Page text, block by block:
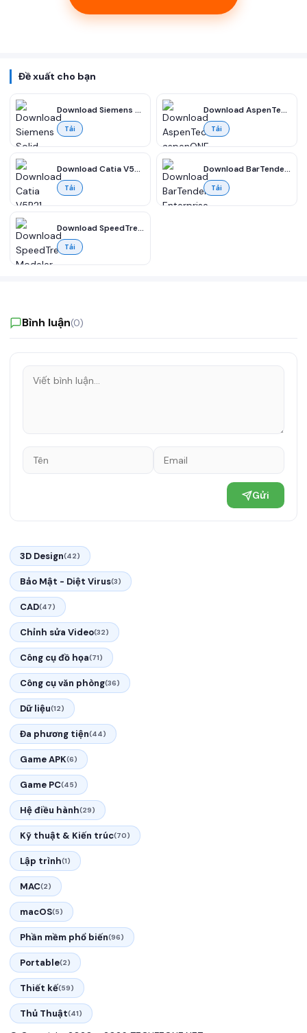
Đề xuất cho bạn
Download Siemens Solid Edge 2023 Premium Full miễn phí
Tải
Download AspenTech aspenONE 14 Suite 2023 v14.01 full miễn phí
Tải
Download Catia V5R21 CAD/CAM/CAE Full Vesion (32&64-bit) Miễn phí
Tải
Download BarTender Enterprise 2022 R8 11 – Mã vạch, Thiết kế nhãn & In ấn Miễn phí
Tải
Download SpeedTree Modeler Cinema Edition 9 Full miễn phí
Tải
Bình luận(0)
Gửi
3D Design(42)
Bảo Mật - Diệt Virus(3)
CAD(47)
Chỉnh sửa Video(32)
Công cụ đồ họa(71)
Công cụ văn phòng(36)
Dữ liệu(12)
Đa phương tiện(44)
Game APK(6)
Game PC(45)
Hệ điều hành(29)
Kỹ thuật & Kiến trúc(70)
Lập trình(1)
MAC(2)
macOS(5)
Phần mềm phổ biến(96)
Portable(2)
Thiết kế(59)
Thủ Thuật(41)